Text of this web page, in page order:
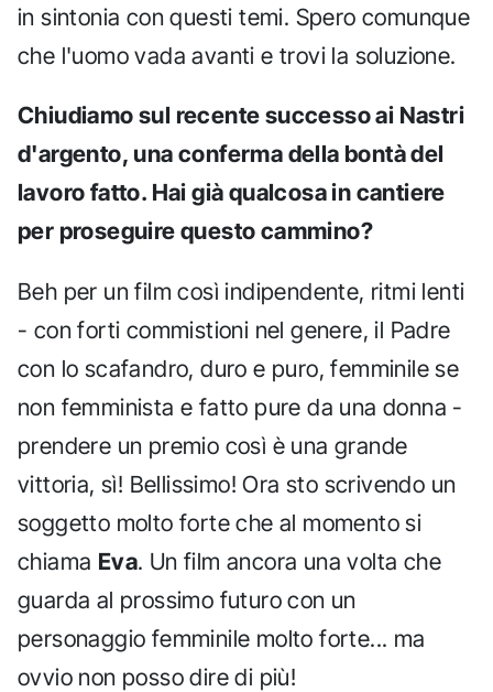
in sintonia con questi temi. Spero comunque
che l'uomo vada avanti e trovi la soluzione.
Chiudiamo sul recente successo ai Nastri
d'argento, una conferma della bontà del
lavoro fatto. Hai già qualcosa in cantiere
per proseguire questo cammino?
Beh per un film così indipendente, ritmi lenti
- con forti commistioni nel genere, il Padre
con lo scafandro, duro e puro, femminile se
non femminista e fatto pure da una donna -
prendere un premio così è una grande
vittoria, sì! Bellissimo! Ora sto scrivendo un
soggetto molto forte che al momento si
chiama Eva. Un film ancora una volta che
guarda al prossimo futuro con un
personaggio femminile molto forte... ma
ovvio non posso dire di più!